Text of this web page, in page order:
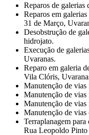
Reparos de galerias
Reparos em
31 de Março,
Desobstrução de
hidrojato.
Execução de
Uvaranas.
Reparo em galeria
Vila Clóris,
Manutenção de
Manutenção de
Manutenção de vias
Manutenção de
Terraplanagem para
Rua Leopoldo